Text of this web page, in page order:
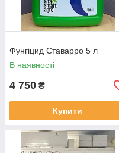
Фунгіцид Ставарро 5 л
В наявності
4 750 ₴
Купити